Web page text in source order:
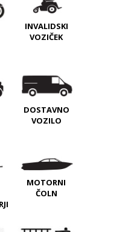
INVALIDSKI
VOZIČEK
DOSTAVNO
VOZILO
MOTORNI
ČOLN